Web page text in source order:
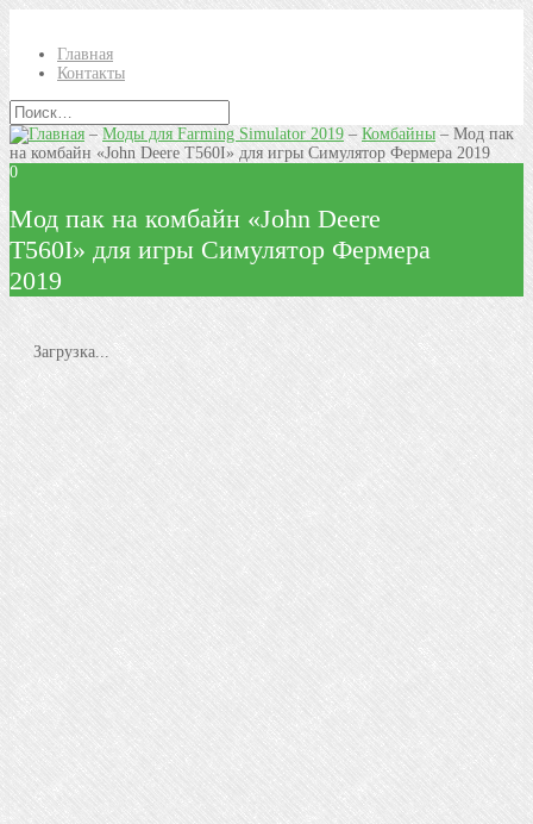
Главная
Контакты
–Моды для Farming Simulator 2019 – Комбайны – Mод пак
на комбайн «John Deere T560I» для игры Симулятор Фермера 2019
0
Mод пак на комбайн «John Deere
T560I» для игры Симулятор Фермера
2019
Загрузка...